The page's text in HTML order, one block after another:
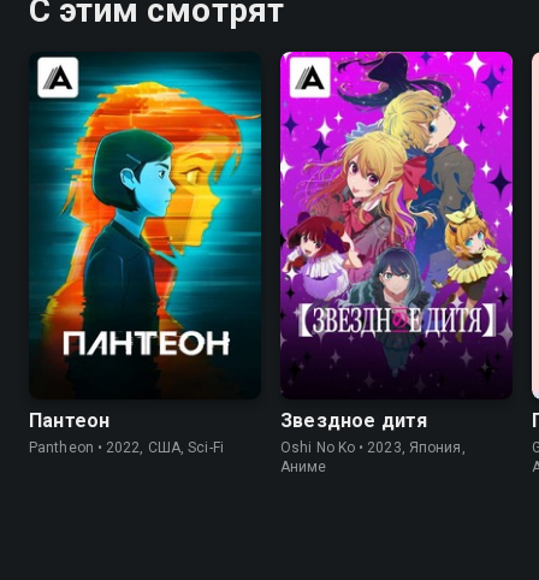
С этим смотрят
8.5 8.5
Пантеон
Pantheon • 2022, США, Sci-Fi
8.5
Звездное дитя
Oshi No Ko • 2023, Япония,
Аниме